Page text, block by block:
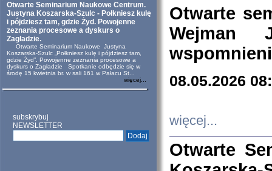
Otwarte Seminarium Naukowe Centrum.
Justyna Koszarska-Szulc - Połkniesz kulę
i pójdziesz tam, gdzie Żyd. Powojenne
zeznania procesowe a dyskurs o
Zagładzie.
Otwarte Seminarium Naukowe Justyna
Koszarska-Szulc „Połkniesz kulę i pójdziesz tam,
gdzie Żyd”. Powojenne zeznania procesowe a
dyskurs o Zagładzie Spotkanie odbędzie się w
środę 15 kwietnia br. w sali 161 w Pałacu St...
więcej...
subskrybuj
NEWSLETTER
Otwarte
Wejman
08.05.2026
więcej...
Otwarte